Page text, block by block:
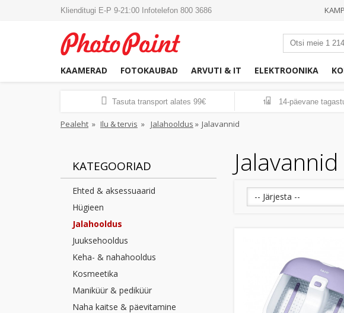
Klienditugi E-P 9-21:00 Infotelefon 800 3686
KAAMERAD FOTOKAUBAD ARVUTI & IT ELEKTROONIKA
Tasuta transport alates 99€ 14 14-päevane
Pealeht » Ilu & tervis » Jalahooldus » Jalavannid
KATEGOORIAD
Ehted & aksessuaarid
Hügieen
Jalahooldus
Juuksehooldus
Keha- & nahahooldus
Kosmeetika
Maniküür & pediküür
Naha kaitse & päevitamine
-- Järjesta --